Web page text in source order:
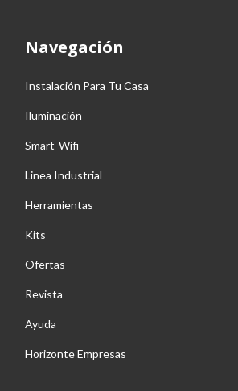
Navegación
Instalación Para Tu Casa
Iluminación
Smart-Wifi
Linea Industrial
Herramientas
Kits
Ofertas
Revista
Ayuda
Horizonte Empresas